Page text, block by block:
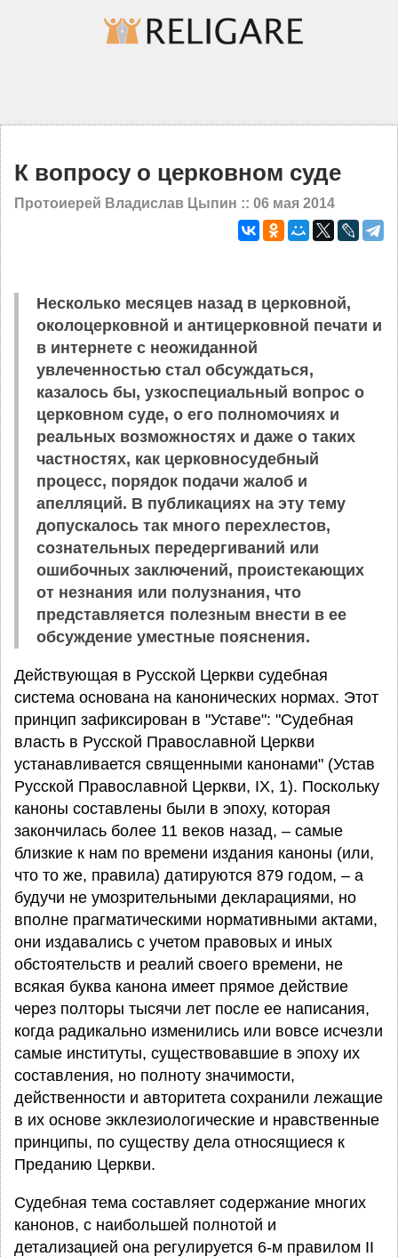
К вопросу о церковном суде
Протоиерей Владислав Цыпин :: 06 мая 2014
Несколько месяцев назад в церковной,
околоцерковной и антицерковной печати и
в интернете с неожиданной
увлеченностью стал обсуждаться,
казалось бы, узкоспециальный вопрос о
церковном суде, о его полномочиях и
реальных возможностях и даже о таких
частностях, как церковносудебный
процесс, порядок подачи жалоб и
апелляций. В публикациях на эту тему
допускалось так много перехлестов,
сознательных передергиваний или
ошибочных заключений, проистекающих
от незнания или полузнания, что
представляется полезным внести в ее
обсуждение уместные пояснения.
Действующая в Русской Церкви судебная
система основана на канонических нормах. Этот
принцип зафиксирован в "Уставе": "Судебная
власть в Русской Православной Церкви
устанавливается священными канонами" (Устав
Русской Православной Церкви, IX, 1). Поскольку
каноны составлены были в эпоху, которая
закончилась более 11 веков назад, – самые
близкие к нам по времени издания каноны (или,
что то же, правила) датируются 879 годом, – а
будучи не умозрительными декларациями, но
вполне прагматическими нормативными актами,
они издавались с учетом правовых и иных
обстоятельств и реалий своего времени, не
всякая буква канона имеет прямое действие
через полторы тысячи лет после ее написания,
когда радикально изменились или вовсе исчезли
самые институты, существовавшие в эпоху их
составления, но полноту значимости,
действенности и авторитета сохранили лежащие
в их основе экклезиологические и нравственные
принципы, по существу дела относящиеся к
Преданию Церкви.
Судебная тема составляет содержание многих
канонов, с наибольшей полнотой и
детализацией она регулируется 6-м правилом II